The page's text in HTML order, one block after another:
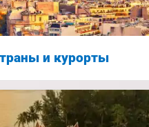
и курорты